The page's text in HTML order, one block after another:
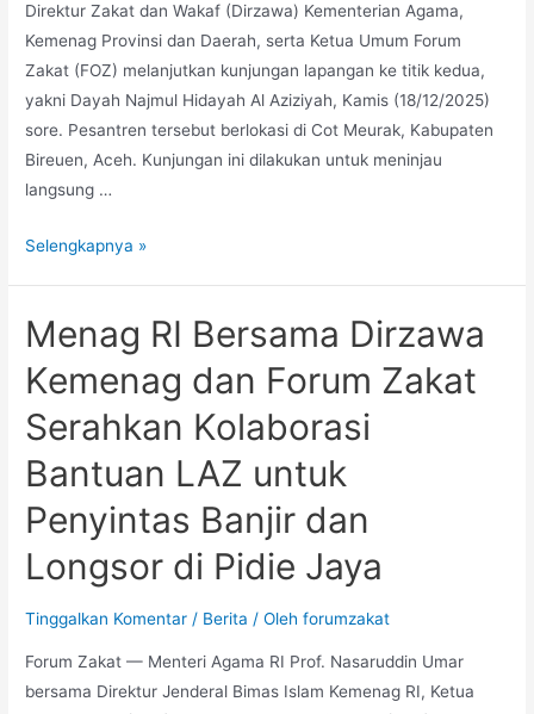
Direktur Zakat dan Wakaf (Dirzawa) Kementerian Agama,
Kemenag Provinsi dan Daerah, serta Ketua Umum Forum
Zakat (FOZ) melanjutkan kunjungan lapangan ke titik kedua,
yakni Dayah Najmul Hidayah Al Aziziyah, Kamis (18/12/2025)
sore. Pesantren tersebut berlokasi di Cot Meurak, Kabupaten
Bireuen, Aceh. Kunjungan ini dilakukan untuk meninjau
langsung …
Selengkapnya »
Menag RI Bersama Dirzawa
Kemenag dan Forum Zakat
Serahkan Kolaborasi
Bantuan LAZ untuk
Penyintas Banjir dan
Longsor di Pidie Jaya
Tinggalkan Komentar / Berita / Olehforumzakat
Forum Zakat — Menteri Agama RI Prof. Nasaruddin Umar
bersama Direktur Jenderal Bimas Islam Kemenag RI, Ketua